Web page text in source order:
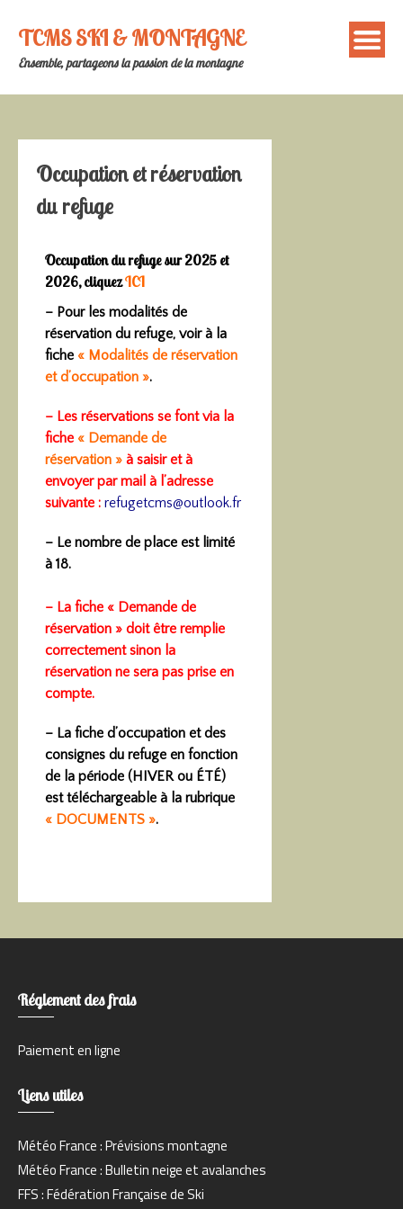
TCMS SKI & MONTAGNE
Ensemble, partageons la passion de la montagne
Occupation et réservation
du refuge
Occupation du refuge sur 2025 et
2026, cliquezICI
– Pour les modalités de
réservation du refuge, voir à la
fiche « Modalités de réservation
et d’occupation ».
– Les réservations se font via la
fiche « Demande de
réservation » à saisir et à
envoyer par mail à l’adresse
suivante : refugetcms@outlook.fr
– Le nombre de place est limité
à 18.
– La fiche « Demande de
réservation » doit être remplie
correctement sinon la
réservation ne sera pas prise en
compte.
– La fiche d’occupation et des
consignes du refuge en fonction
de la période (HIVER ou ÉTÉ)
est téléchargeable à la rubrique
« DOCUMENTS ».
Réglement des frais
Paiement en ligne
Liens utiles
Météo France : Prévisions montagne
Météo France : Bulletin neige et avalanches
FFS : Fédération Française de Ski